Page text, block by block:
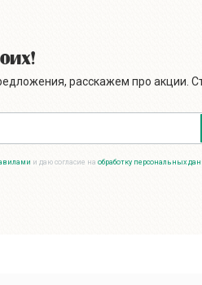
расскажем про акции.
и даю согласие на обработку персональных